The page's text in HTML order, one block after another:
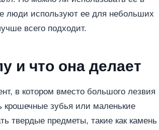
люди используют ее для небольших
всего подходит.
и что она делает
в котором вместо большого лезвия
крошечные зубья или маленькие
твердые предметы, такие как